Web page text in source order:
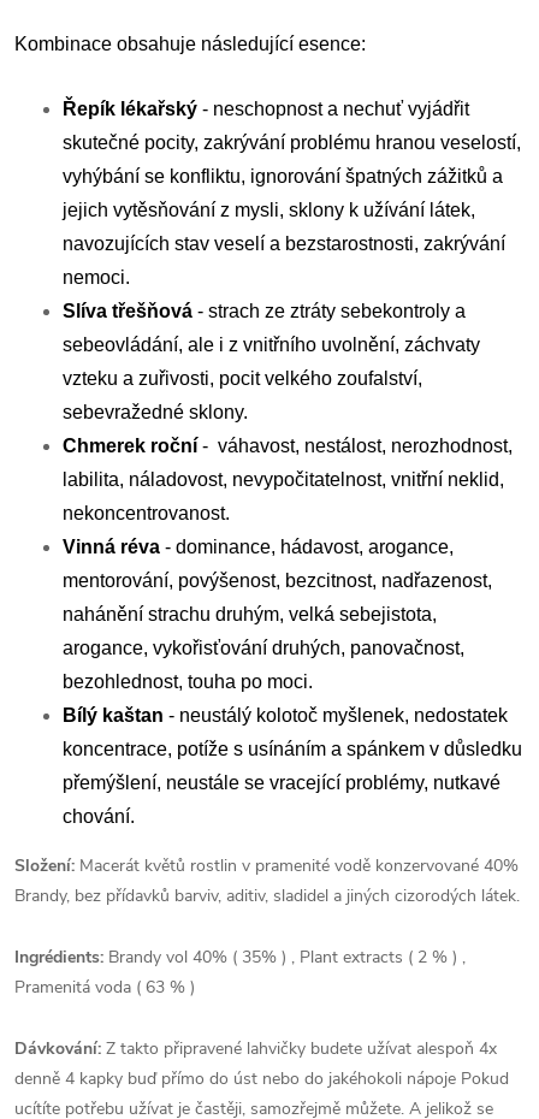
Kombinace obsahuje následující esence:
Řepík lékařský - neschopnost a nechuť vyjádřit
skutečné pocity, zakrývání problému hranou veselostí,
vyhýbání se konfliktu, ignorování špatných zážitků a
jejich vytěsňování z mysli, sklony k užívání látek,
navozujících stav veselí a bezstarostnosti, zakrývání
nemoci.
Slíva třešňová - strach ze ztráty sebekontroly a
sebeovládání, ale i z vnitřního uvolnění, záchvaty
vzteku a zuřivosti, pocit velkého zoufalství,
sebevražedné sklony.
Chmerek roční - váhavost, nestálost, nerozhodnost,
labilita, náladovost, nevypočitatelnost, vnitřní neklid,
nekoncentrovanost.
Vinná réva - dominance, hádavost, arogance,
mentorování, povýšenost, bezcitnost, nadřazenost,
nahánění strachu druhým, velká sebejistota,
arogance, vykořisťování druhých, panovačnost,
bezohlednost, touha po moci.
Bílý kaštan - neustálý kolotoč myšlenek, nedostatek
koncentrace, potíže s usínáním a spánkem v důsledku
přemýšlení, neustále se vracející problémy, nutkavé
chování.
Složení: Macerát květů rostlin v pramenité vodě konzervované 40%
Brandy, bez přídavků barviv, aditiv, sladidel a jiných cizorodých látek.
Ingrédients: Brandy vol 40% ( 35% ) , Plant extracts ( 2 % ) ,
Pramenitá voda ( 63 % )
Dávkování: Z takto připravené lahvičky budete užívat alespoň 4x
denně 4 kapky buď přímo do úst nebo do jakéhokoli nápoje Pokud
ucítíte potřebu užívat je častěji, samozřejmě můžete. A jelikož se